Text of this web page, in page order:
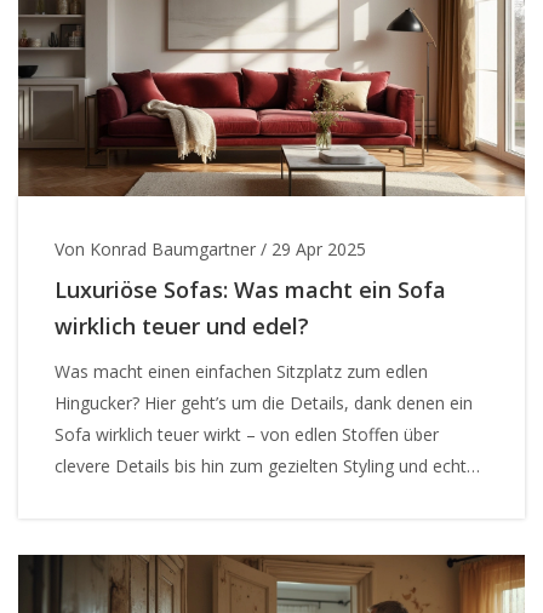
Von Konrad Baumgartner / 29 Apr 2025
Luxuriöse Sofas: Was macht ein Sofa
wirklich teuer und edel?
Was macht einen einfachen Sitzplatz zum edlen
Hingucker? Hier geht’s um die Details, dank denen ein
Sofa wirklich teuer wirkt – von edlen Stoffen über
clevere Details bis hin zum gezielten Styling und echten
Wohnzimmer und beweisen: Ein luxuriöser Look ist
kein Geheimnis, sondern Handwerk.